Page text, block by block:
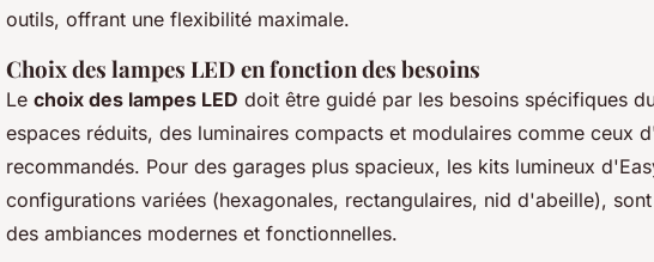
outils, offrant une flexibilité maximale.
Choix des lampes LED en fonction des besoins
Le choix des lampes LED doit être guidé par les besoins spécifiques
espaces réduits, des luminaires compacts et modulaires comme ceux
recommandés. Pour des garages plus spacieux, les kits lumineux
configurations variées (hexagonales, rectangulaires, nid d'abeille),
des ambiances modernes et fonctionnelles.